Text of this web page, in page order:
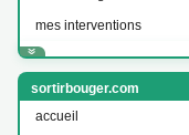
mes interventions
sortirbouger.com
accueil